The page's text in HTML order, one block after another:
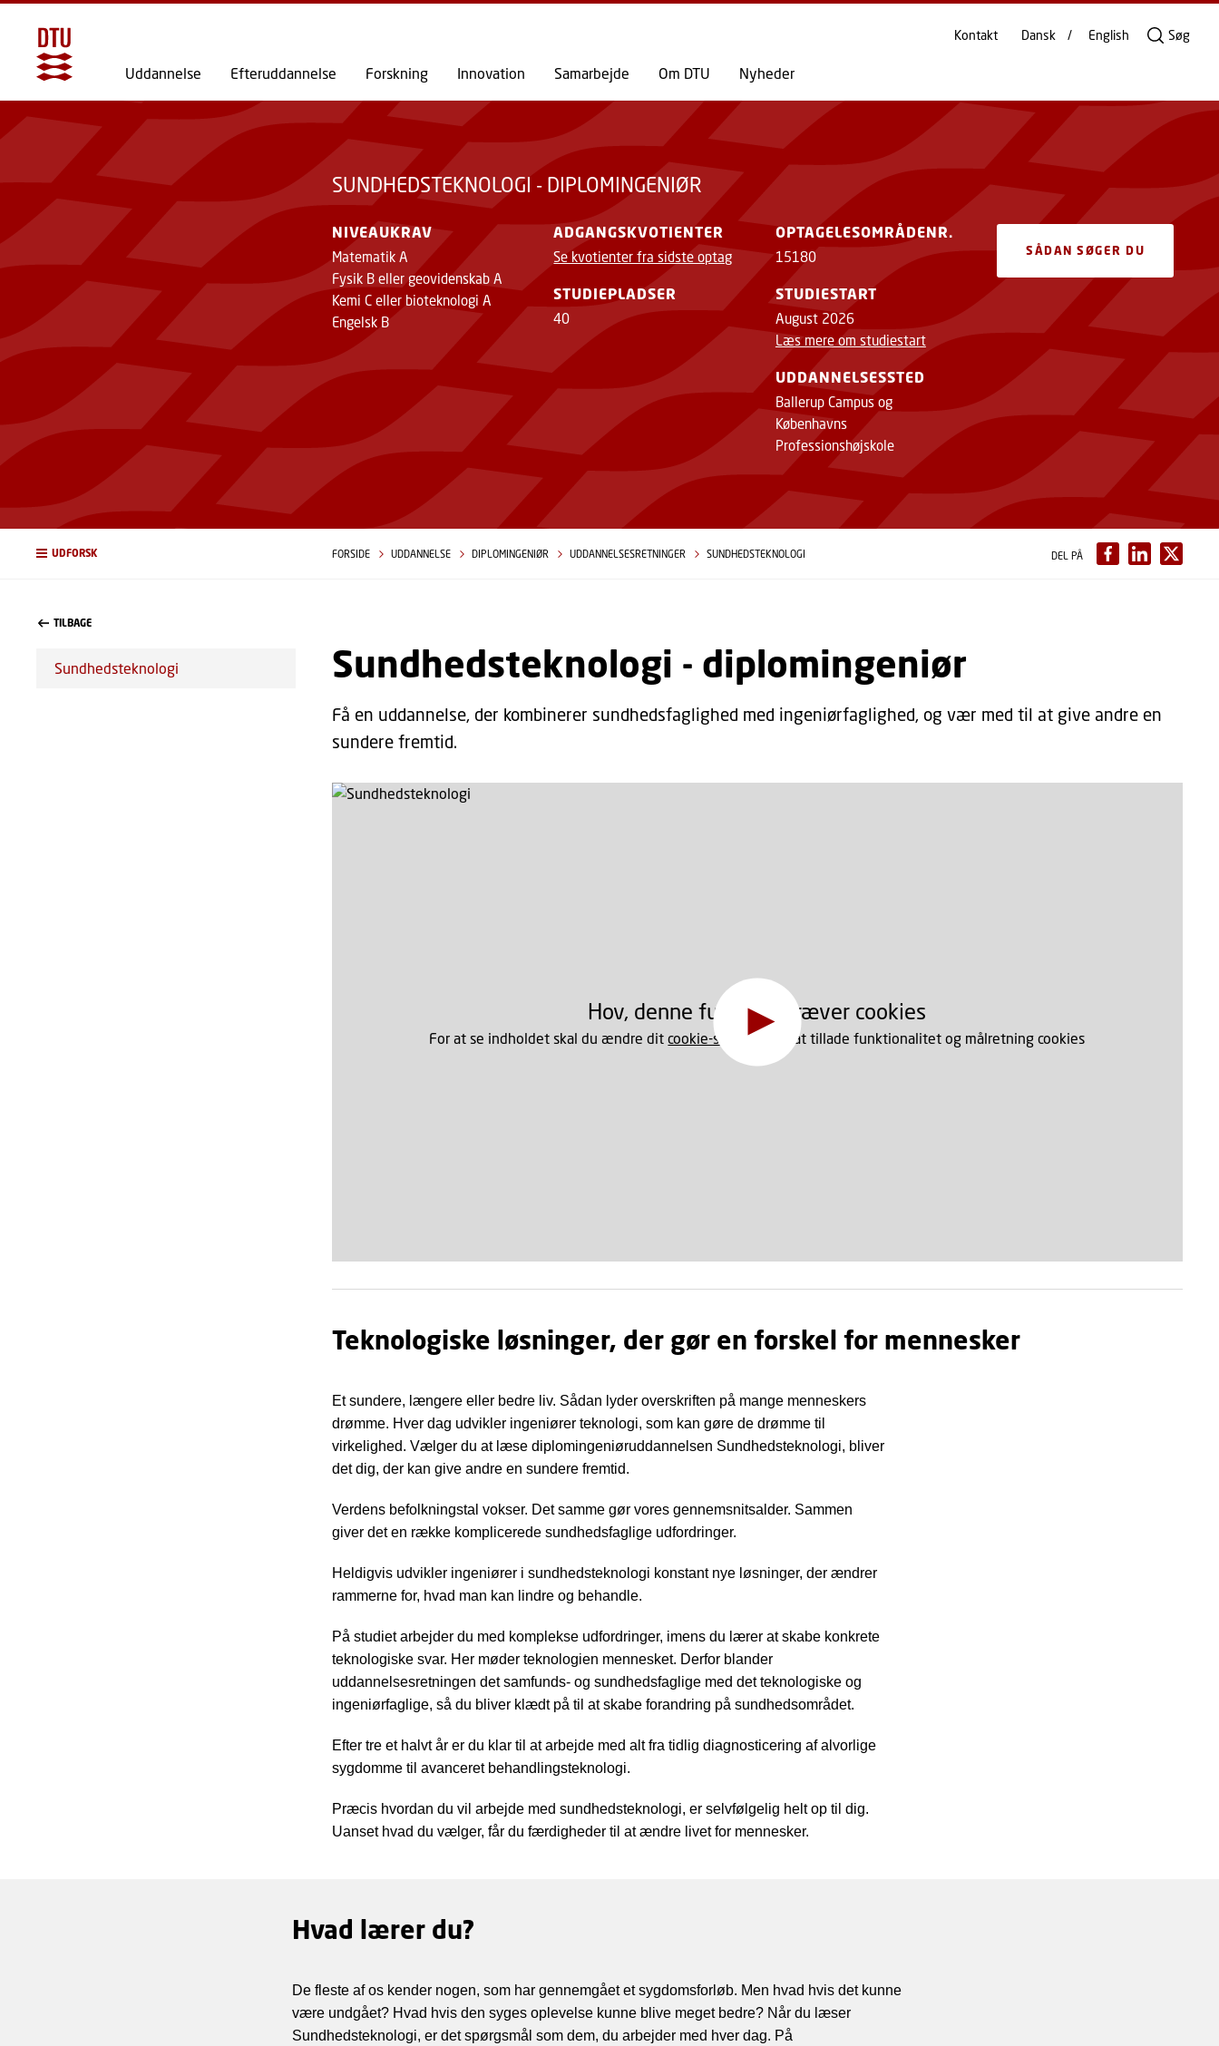
GÅ TIL PRIMÆRT INDHOLD (TRYK ENTER).
Uddannelse Efteruddannelse Forskning Innovation Samarbejde Om DTU Nyheder
Kontakt Dansk English Søg
SUNDHEDSTEKNOLOGI - DIPLOMINGENIØR
NIVEAUKRAV
Matematik A
Fysik B eller geovidenskab A
Kemi C eller bioteknologi A
Engelsk B
ADGANGSKVOTIENTER
Se kvotienter fra sidste optag
STUDIEPLADSER
40
OPTAGELESOMRÅDENR.
15180
STUDIESTART
August 2026
Læs mere om studiestart
UDDANNELSESSTED
Ballerup Campus og
Københavns
Professionshøjskole
SÅDAN SØGER DU
UDFORSK FORSIDE UDDANNELSE DIPLOMINGENIØR UDDANNELSESRETNINGER SUNDHEDSTEKNOLOGI DEL PÅ
TILBAGE
Sundhedsteknologi Sundhedsteknologi - diplomingeniør
Få en uddannelse, der kombinerer sundhedsfaglighed med ingeniørfaglighed, og vær med til at give andre en
sundere fremtid.
Hov, denne funktion kræver cookies
For at se indholdet skal du ændre ditcookie-samtykke til at tillade funktionalitet og målretning cookies
Teknologiske løsninger, der gør en forskel for mennesker
Et sundere, længere eller bedre liv. Sådan lyder overskriften på mange menneskers
drømme. Hver dag udvikler ingeniører teknologi, som kan gøre de drømme til
virkelighed. Vælger du at læse diplomingeniøruddannelsen Sundhedsteknologi, bliver
det dig, der kan give andre en sundere fremtid.
Verdens befolkningstal vokser. Det samme gør vores gennemsnitsalder. Sammen
giver det en række komplicerede sundhedsfaglige udfordringer.
Heldigvis udvikler ingeniører i sundhedsteknologi konstant nye løsninger, der ændrer
rammerne for, hvad man kan lindre og behandle.
På studiet arbejder du med komplekse udfordringer, imens du lærer at skabe konkrete
teknologiske svar. Her møder teknologien mennesket. Derfor blander
uddannelsesretningen det samfunds- og sundhedsfaglige med det teknologiske og
ingeniørfaglige, så du bliver klædt på til at skabe forandring på sundhedsområdet.
Efter tre et halvt år er du klar til at arbejde med alt fra tidlig diagnosticering af alvorlige
sygdomme til avanceret behandlingsteknologi.
Præcis hvordan du vil arbejde med sundhedsteknologi, er selvfølgelig helt op til dig.
Uanset hvad du vælger, får du færdigheder til at ændre livet for mennesker.
Hvad lærer du?
De fleste af os kender nogen, som har gennemgået et sygdomsforløb. Men hvad hvis det kunne
være undgået? Hvad hvis den syges oplevelse kunne blive meget bedre? Når du læser
Sundhedsteknologi, er det spørgsmål som dem, du arbejder med hver dag. På